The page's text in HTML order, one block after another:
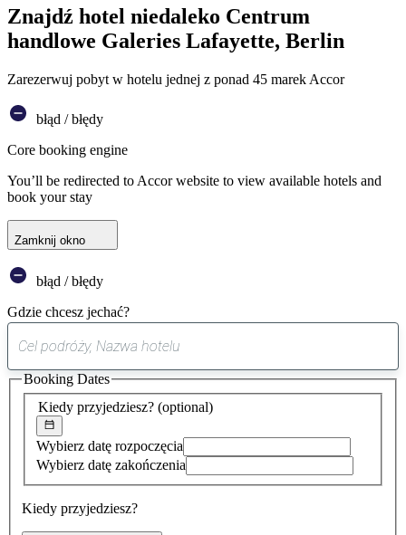
Znajdź hotel niedaleko Centrum
handlowe Galeries Lafayette, Berlin
Zarezerwuj pobyt w hotelu jednej z ponad 45 marek Accor
błąd / błędy
Core booking engine
You’ll be redirected to Accor website to view available hotels and
book your stay
Zamknij okno
błąd / błędy
Gdzie chcesz jechać?
sugestia
została
znaleziona
Kiedy przyjedziesz? (optional)
Wybierz datę rozpoczęcia
Wybierz datę zakończenia
Kiedy przyjedziesz?
Booking Dates